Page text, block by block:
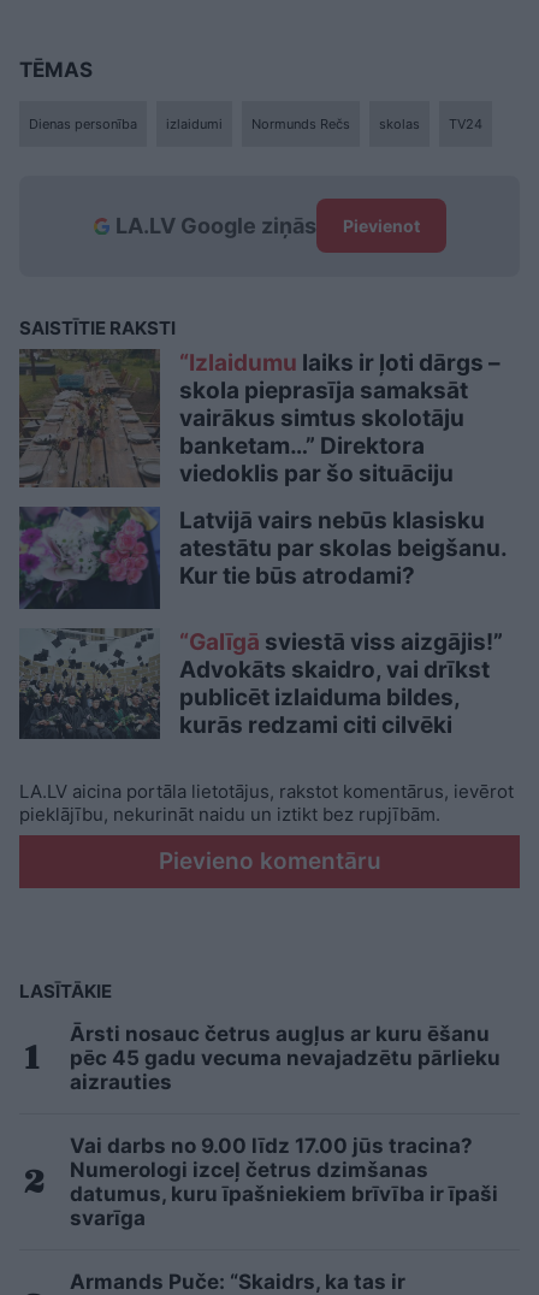
TĒMAS
Dienas personība izlaidumi Normunds Rečs skolas TV24
LA.LV Google ziņās Pievienot
SAISTĪTIE RAKSTI
“Izlaidumu laiks ir ļoti dārgs –
skola pieprasīja samaksāt
vairākus simtus skolotāju
banketam…” Direktora
viedoklis par šo situāciju
Latvijā vairs nebūs klasisku
atestātu par skolas beigšanu.
Kur tie būs atrodami?
“Galīgā sviestā viss aizgājis!”
Advokāts skaidro, vai drīkst
publicēt izlaiduma bildes,
kurās redzami citi cilvēki
LA.LV aicina portāla lietotājus, rakstot komentārus, ievērot
pieklājību, nekurināt naidu un iztikt bez rupjībām.
Pievieno komentāru
LASĪTĀKIE
Ārsti nosauc četrus augļus ar kuru ēšanu
pēc 45 gadu vecuma nevajadzētu pārlieku
aizrauties
Vai darbs no 9.00 līdz 17.00 jūs tracina?
Numerologi izceļ četrus dzimšanas
datumus, kuru īpašniekiem brīvība ir īpaši
svarīga
Armands Puče: “Skaidrs, ka tas ir